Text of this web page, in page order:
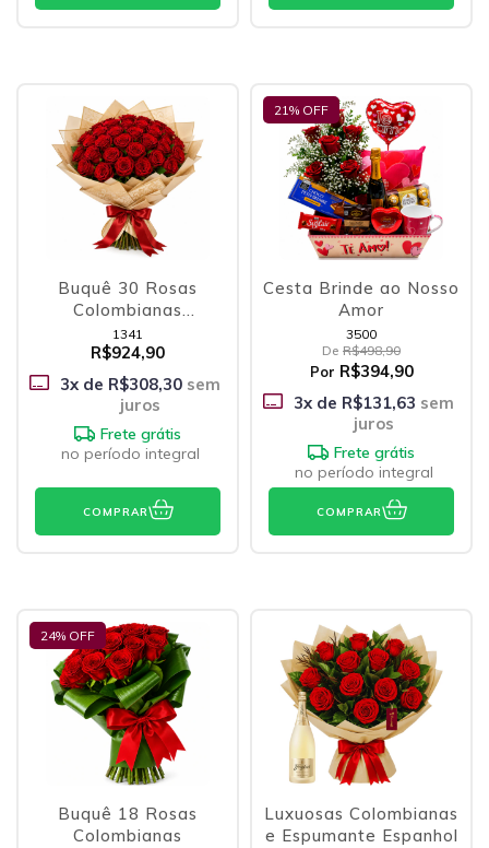
Buquê 30 Rosas
Colombianas
Vermelhas
1341
R$924,90
3x de R$308,30sem
juros
Frete grátis
no período integral
COMPRAR
21% OFF
Cesta Brinde ao Nosso
Amor
3500
De R$498,90
Por R$394,90
3x de R$131,63 sem
juros
Frete grátis
no período integral
COMPRAR
24% OFF
Buquê 18 Rosas
Colombianas
Luxuosas Colombianas
e Espumante Espanhol